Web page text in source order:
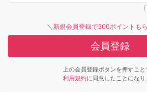
＼新規会員登録で300ポイントも
会員登録
上の会員登録ボタンを押すこと
利用規約に同意したことになり